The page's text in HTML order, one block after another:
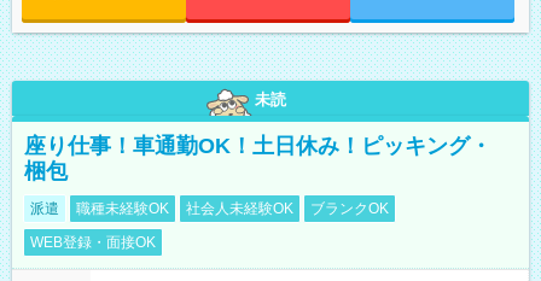
未読
座り仕事！車通勤OK！土日休み！ピッキング・
梱包
派遣 職種未経験OK 社会人未経験OK
ブランクOK
WEB登録・面接OK